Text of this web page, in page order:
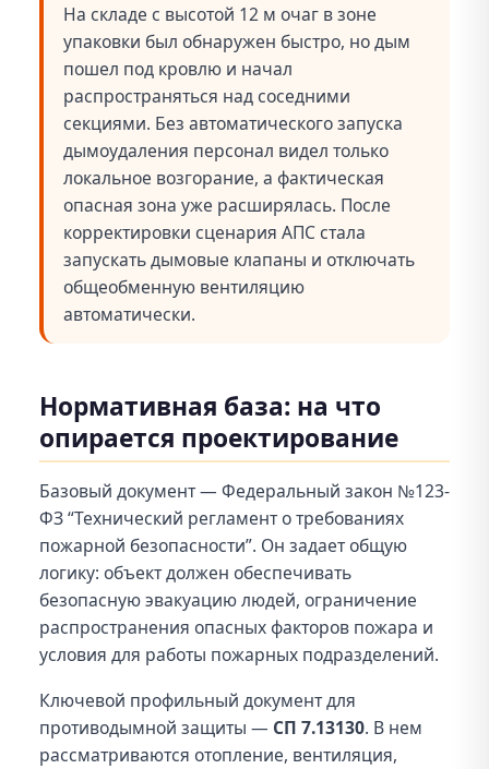
На складе с высотой 12 м очаг в зоне
упаковки был обнаружен быстро, но дым
пошел под кровлю и начал
распространяться над соседними
секциями. Без автоматического запуска
дымоудаления персонал видел только
локальное возгорание, а фактическая
опасная зона уже расширялась. После
корректировки сценария АПС стала
запускать дымовые клапаны и отключать
общеобменную вентиляцию
автоматически.
Нормативная база: на что
опирается проектирование
Базовый документ — Федеральный закон №123-
ФЗ “Технический регламент о требованиях
пожарной безопасности”. Он задает общую
логику: объект должен обеспечивать
безопасную эвакуацию людей, ограничение
распространения опасных факторов пожара и
условия для работы пожарных подразделений.
Ключевой профильный документ для
противодымной защиты — СП 7.13130. В нем
рассматриваются отопление, вентиляция,